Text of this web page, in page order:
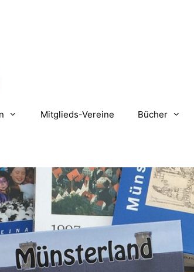
Mitglieds-Vereine Bücher